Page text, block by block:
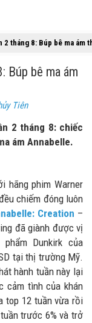
2 tháng 8: Búp bê ma ám
Búp bê ma ám
Tiên
2 tháng 8: chiếc
ám Annabelle.
hãng phim Warner
chiếm đóng luôn
Creation –
đã giành được vị
Dunkirk của
tại thị trường Mỹ.
hành tuần này lại
cảm tình của khán
top 12 tuần vừa rồi
trước 6% và trở